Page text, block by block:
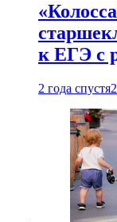
к ЕГЭ с
2 года спустя